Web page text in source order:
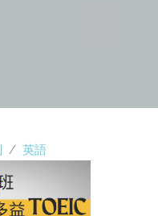
/ 英語